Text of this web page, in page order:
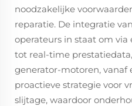
noodzakelijke
reparatie. De integratie
operateurs in staat om
tot real-time
generator-motoren, vanaf
proactieve strategie voor
slijtage, waardoor